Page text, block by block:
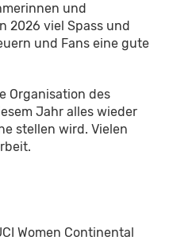
und
2026 viel Spass und
und Fans eine gute
Organisation des
Jahr alles wieder
stellen wird. Vielen
Women Continental